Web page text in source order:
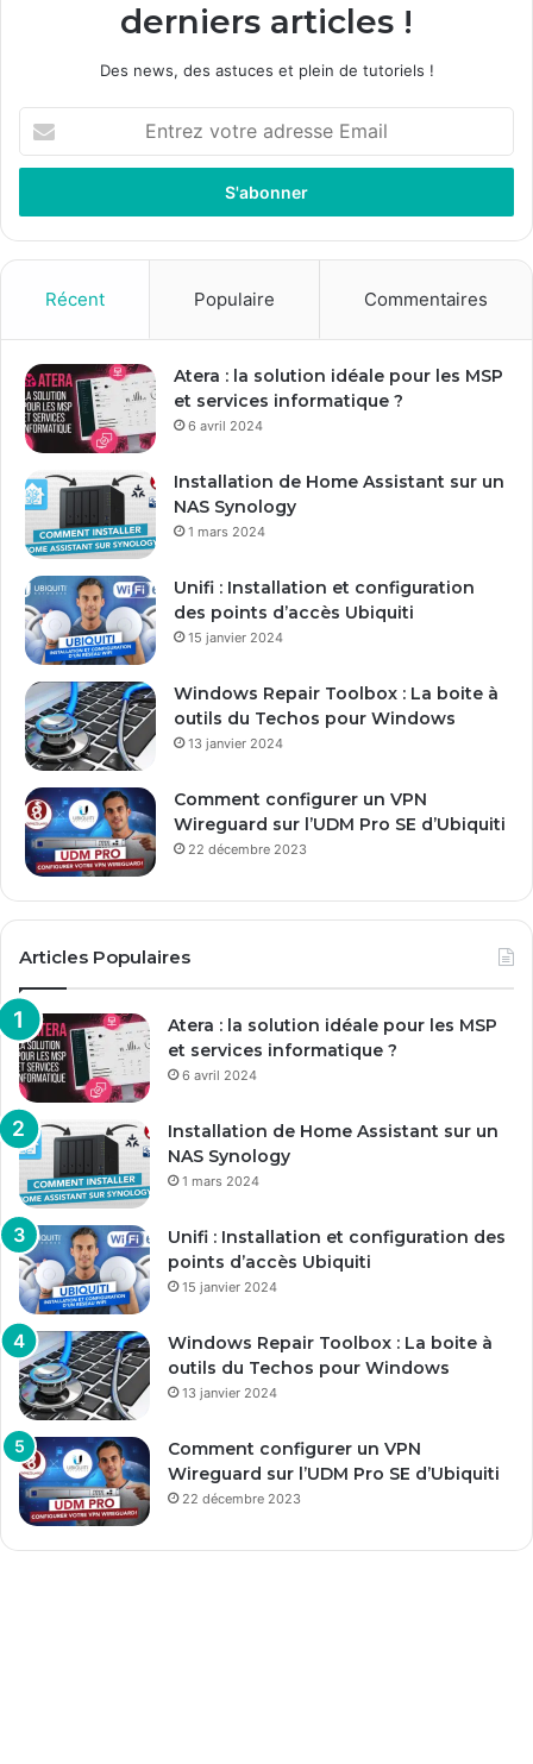
derniers articles !
Des news, des astuces et plein de tutoriels !
votre
adresse
Récent Populaire Commentaires
Atera : la solution idéale pour les MSP
et services informatique ?
6 avril 2024
Installation de Home Assistant sur un
NAS Synology
1 mars 2024
Unifi : Installation et configuration
des points d’accès Ubiquiti
15 janvier 2024
Windows Repair Toolbox : La boite à
outils du Techos pour Windows
13 janvier 2024
Comment configurer un VPN
Wireguard sur l’UDM Pro SE d’Ubiquiti
22 décembre 2023
Articles Populaires
Atera : la solution idéale pour les MSP
et services informatique ?
6 avril 2024
Installation de Home Assistant sur un
NAS Synology
1 mars 2024
Unifi : Installation et configuration des
points d’accès Ubiquiti
15 janvier 2024
Windows Repair Toolbox : La boite à
outils du Techos pour Windows
13 janvier 2024
Comment configurer un VPN
Wireguard sur l’UDM Pro SE d’Ubiquiti
22 décembre 2023